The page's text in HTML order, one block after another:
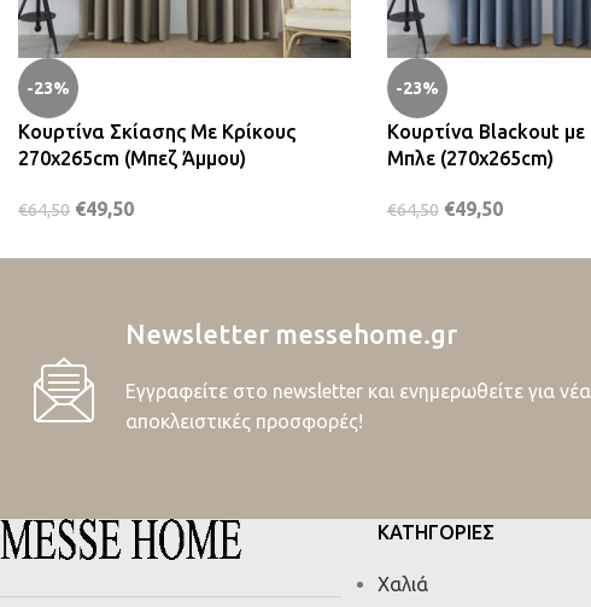
-23%
Κουρτίνα Σκίασης Με Κρίκους
270x265cm (Μπεζ Άμμου)
€64,50 €49,50
-23%
Κουρτίνα Blackout με
Μπλε (270x265cm)
€64,50 €49,50
Newsletter messehome.gr
Εγγραφείτε στο newsletter και ενημερωθείτε για
αποκλειστικές προσφορές!
ΚΑΤΗΓΟΡΙΕΣ
Χαλιά